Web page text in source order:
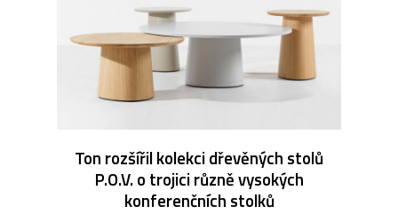
Ton rozšířil kolekci dřevěných stolů
P.O.V. o trojici různě vysokých
konferenčních stolků